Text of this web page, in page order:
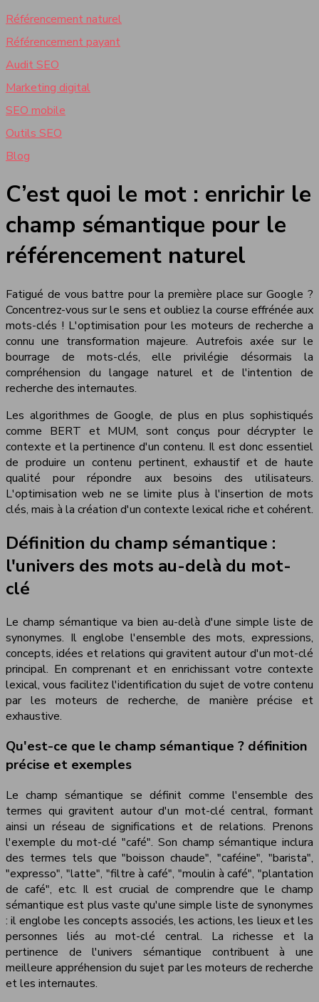
Référencement naturel
Référencement payant
Audit SEO
Marketing digital
SEO mobile
Outils SEO
Blog
C’est quoi le mot : enrichir le
champ sémantique pour le
référencement naturel
Fatigué de vous battre pour la première place sur Google ?
Concentrez-vous sur le sens et oubliez la course effrénée aux
mots-clés ! L'optimisation pour les moteurs de recherche a
connu une transformation majeure. Autrefois axée sur le
bourrage de mots-clés, elle privilégie désormais la
compréhension du langage naturel et de l'intention de
recherche des internautes.
Les algorithmes de Google, de plus en plus sophistiqués
comme BERT et MUM, sont conçus pour décrypter le
contexte et la pertinence d'un contenu. Il est donc essentiel
de produire un contenu pertinent, exhaustif et de haute
qualité pour répondre aux besoins des utilisateurs.
L'optimisation web ne se limite plus à l'insertion de mots
clés, mais à la création d'un contexte lexical riche et cohérent.
Définition du champ sémantique :
l'univers des mots au-delà du mot-
clé
Le champ sémantique va bien au-delà d'une simple liste de
synonymes. Il englobe l'ensemble des mots, expressions,
concepts, idées et relations qui gravitent autour d'un mot-clé
principal. En comprenant et en enrichissant votre contexte
lexical, vous facilitez l'identification du sujet de votre contenu
par les moteurs de recherche, de manière précise et
exhaustive.
Qu'est-ce que le champ sémantique ? définition
précise et exemples
Le champ sémantique se définit comme l'ensemble des
termes qui gravitent autour d'un mot-clé central, formant
ainsi un réseau de significations et de relations. Prenons
l'exemple du mot-clé "café". Son champ sémantique inclura
des termes tels que "boisson chaude", "caféine", "barista",
"expresso", "latte", "filtre à café", "moulin à café", "plantation
de café", etc. Il est crucial de comprendre que le champ
sémantique est plus vaste qu'une simple liste de synonymes
: il englobe les concepts associés, les actions, les lieux et les
personnes liés au mot-clé central. La richesse et la
pertinence de l'univers sémantique contribuent à une
meilleure appréhension du sujet par les moteurs de recherche
et les internautes.